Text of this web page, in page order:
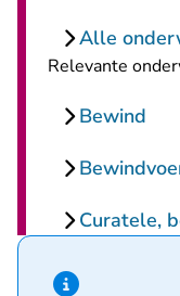
Alle
Relevante
Bewind
Curatele,
Hint van type